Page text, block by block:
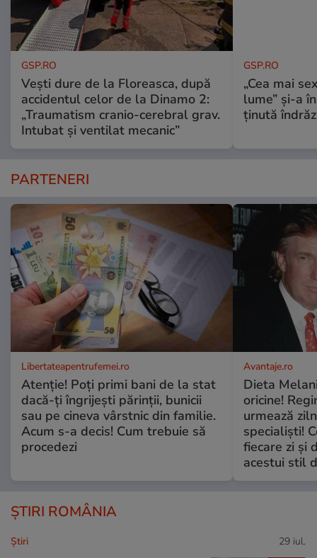
GSP.RO
Vești dure de la Floreasca, după
accidentul celor de la Dinamo 2:
„Traumatism cranio-cerebral grav.
Intubat și ventilat mecanic”
GSP.RO
„Cea mai
lume” și-a
ținută
PARTENERI
Libertateapentrufemei.ro
Atenție! Poți primi bani de la stat
dacă-ți îngrijești părinții, bunicii
sau pe cineva vârstnic din familie.
Acum s-a decis! Cum trebuie să
procedezi
Avantaje.ro
Dieta
oricine!
urmează
specialiști!
fiecare zi și
acestui stil
ȘTIRI ROMÂNIA
Ştiri 29 iul.